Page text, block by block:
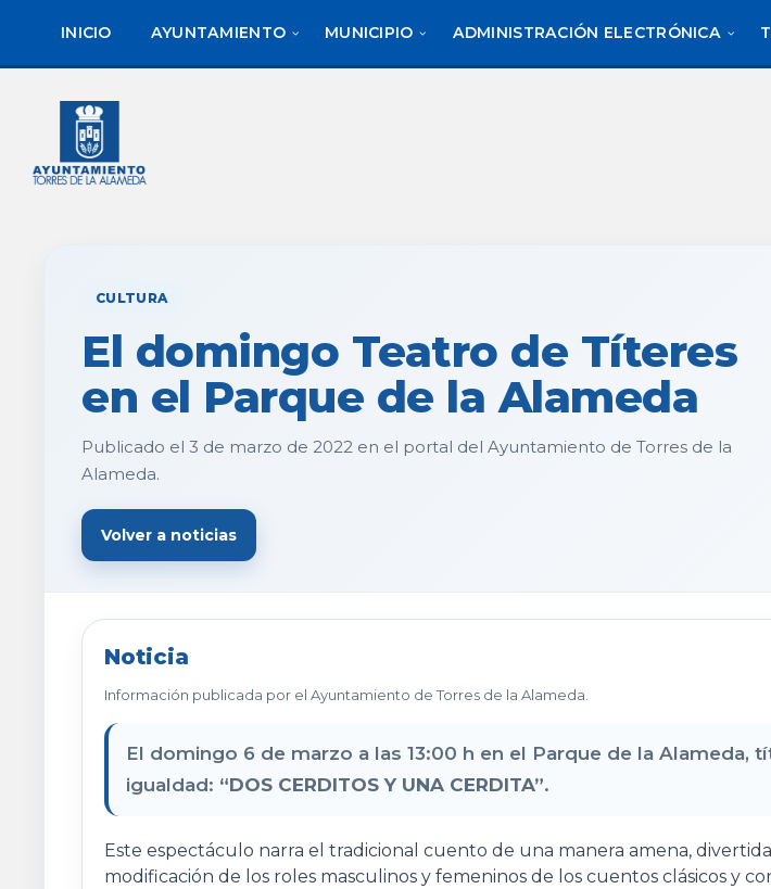
contenido
de
INICIO AYUNTAMIENTO MUNICIPIO ADMINISTRACIÓN ELECTRÓNICA
CULTURA
El domingo Teatro de Títeres
en el Parque de la Alameda
Publicado el 3 de marzo de 2022 en el portal del Ayuntamiento de Torres de la
Alameda.
Volver a noticias
Noticia
Información publicada por el Ayuntamiento de Torres de la Alameda.
El domingo 6 de marzo a las 13:00 h en el Parque de la Alameda,
igualdad: “DOS CERDITOS Y UNA CERDITA”.
Este espectáculo narra el tradicional cuento de una manera amena,
modificación de los roles masculinos y femeninos de los cuentos clásicos y